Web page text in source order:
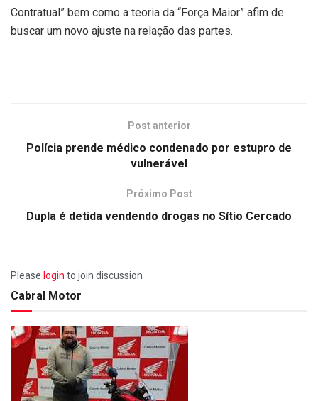
Contratual” bem como a teoria da “Força Maior” afim de
buscar um novo ajuste na relação das partes.
Post anterior
Polícia prende médico condenado por estupro de
vulnerável
Próximo Post
Dupla é detida vendendo drogas no Sítio Cercado
Please login to join discussion
Cabral Motor